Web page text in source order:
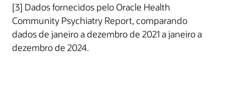
[3] Dados fornecidos pelo Oracle Health
Community Psychiatry Report, comparando
dados de janeiro a dezembro de 2021 a janeiro a
dezembro de 2024.